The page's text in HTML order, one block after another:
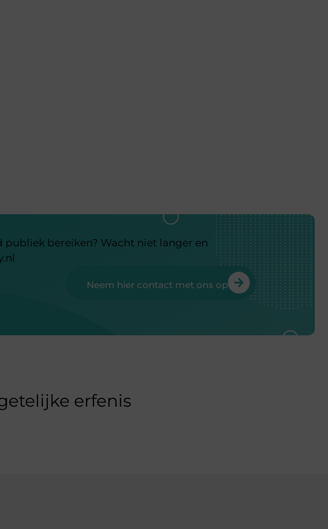
bereiken? Wacht niet langer en
Neem hier contact met ons op
erfenis